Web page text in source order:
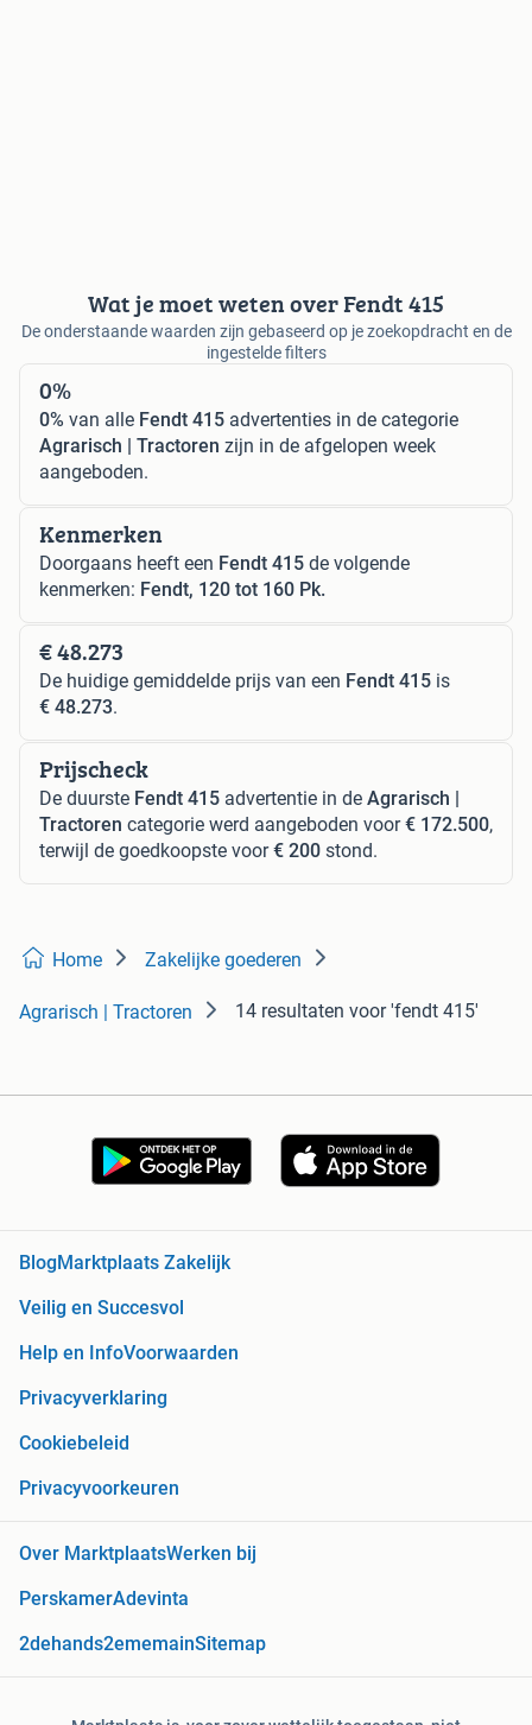
Wat je moet weten over Fendt 415
De onderstaande waarden zijn gebaseerd op je zoekopdracht en de
ingestelde filters
0%
0% van alle Fendt 415 advertenties in de categorie
Agrarisch | Tractoren zijn in de afgelopen week
aangeboden.
Kenmerken
Doorgaans heeft een Fendt 415 de volgende
kenmerken: Fendt, 120 tot 160 Pk.
€ 48.273
De huidige gemiddelde prijs van een Fendt 415 is
€ 48.273.
Prijscheck
De duurste Fendt 415 advertentie in de Agrarisch |
Tractoren categorie werd aangeboden voor€ 172.500,
terwijl de goedkoopste voor€ 200 stond.
Home Zakelijke goederen
Agrarisch | Tractoren 14 resultaten voor 'fendt 415'
Blog Marktplaats Zakelijk
Veilig en Succesvol
Help en InfoVoorwaarden
Privacyverklaring
Cookiebeleid
Privacyvoorkeuren
Over MarktplaatsWerken bij
PerskamerAdevinta
2dehands2ememainSitemap